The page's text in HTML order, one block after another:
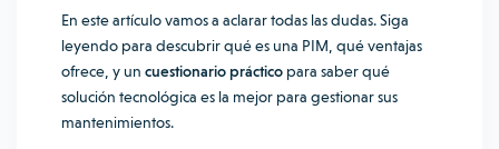
En este artículo vamos a aclarar todas las dudas. Siga
leyendo para descubrir qué es una PIM, qué ventajas
ofrece, y un cuestionario práctico para saber qué
solución tecnológica es la mejor para gestionar sus
mantenimientos.